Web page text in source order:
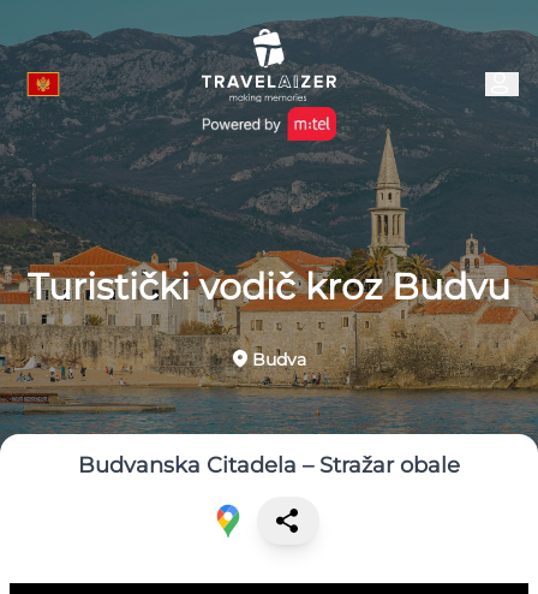
Turistički vodič kroz Budvu
Budva
Budvanska Citadela – Stražar obale